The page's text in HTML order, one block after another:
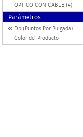
OPTICO CON CABLE (4)
Parámetros
Dpi(Puntos Por Pulgada)
Color del Producto